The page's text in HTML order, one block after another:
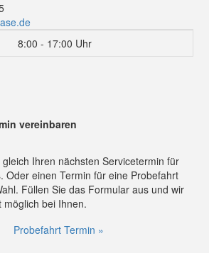
8:00 - 17:00 Uhr
vereinbaren
Ihren nächsten Servicetermin für
Oder einen Termin für eine Probefahrt
Füllen Sie das Formular aus und wir
möglich bei Ihnen.
Probefahrt Termin »